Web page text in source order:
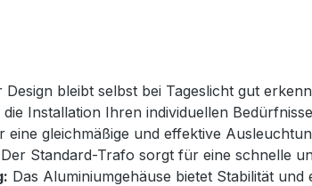
Design bleibt selbst bei Tageslicht gut
die Installation Ihren individuellen
eine gleichmäßige und effektive
Der Standard-Trafo sorgt für eine schnelle
Das Aluminiumgehäuse bietet Stabilität und